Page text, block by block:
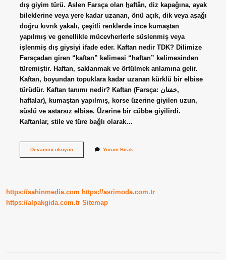
dış giyim türü. Aslen Farsça olan ḫaftân, diz kapağına, ayak
bileklerine veya yere kadar uzanan, önü açık, dik veya aşağı
doğru kıvrık yakalı, çeşitli renklerde ince kumaştan
yapılmış ve genellikle mücevherlerle süslenmiş veya
işlenmiş dış giysiyi ifade eder. Kaftan nedir TDK? Dilimize
Farsçadan giren “kaftan” kelimesi “haftan” kelimesinden
türemiştir. Haftan, saklanmak ve örtülmek anlamına gelir.
Kaftan, boyundan topuklara kadar uzanan kürklü bir elbise
türüdür. Kaftan tanımı nedir? Kaftan (Farsça: خفتان,
haftalar), kumaştan yapılmış, korse üzerine giyilen uzun,
süslü ve astarsız elbise. Üzerine bir cübbe giyilirdi.
Kaftanlar, stile ve türe bağlı olarak…
Devamını okuyunKaftan
Yorum Bırak
https://sahinmedia.com https://asrimoda.com.tr
https://alpakgida.com.tr Sitemap